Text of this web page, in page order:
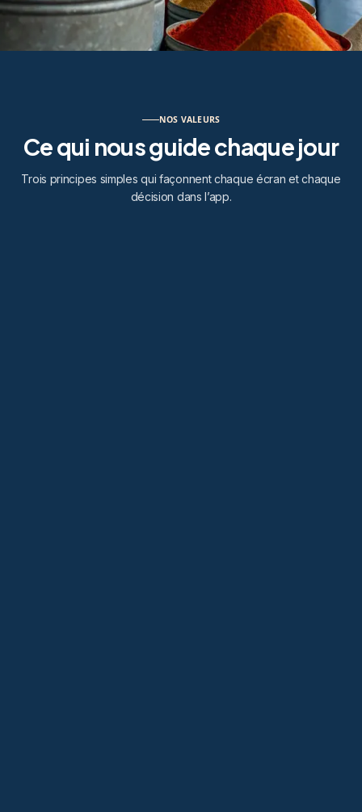
NOS VALEURS
Ce qui nous guide chaque jour
Trois principes simples qui façonnent chaque écran et chaque
décision dans l’app.